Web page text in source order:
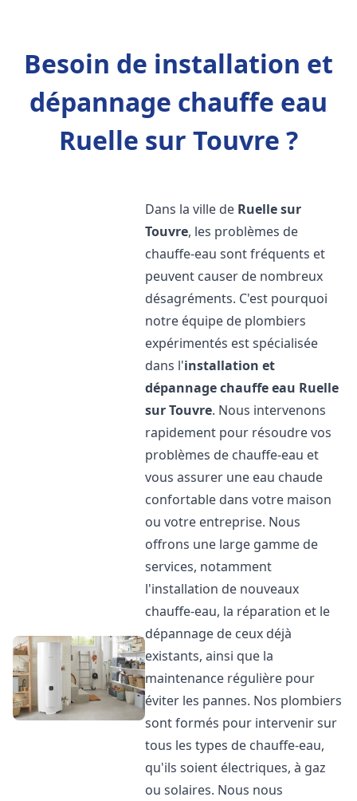
Besoin de installation et
dépannage chauffe eau
Ruelle sur Touvre ?
Dans la ville de Ruelle sur
Touvre, les problèmes de
chauffe-eau sont fréquents et
peuvent causer de nombreux
désagréments. C'est pourquoi
notre équipe de plombiers
expérimentés est spécialisée
dans l'installation et
dépannage chauffe eau Ruelle
sur Touvre. Nous intervenons
rapidement pour résoudre vos
problèmes de chauffe-eau et
vous assurer une eau chaude
confortable dans votre maison
ou votre entreprise. Nous
offrons une large gamme de
services, notamment
l'installation de nouveaux
chauffe-eau, la réparation et le
dépannage de ceux déjà
existants, ainsi que la
maintenance régulière pour
éviter les pannes. Nos plombiers
sont formés pour intervenir sur
tous les types de chauffe-eau,
qu'ils soient électriques, à gaz
ou solaires. Nous nous